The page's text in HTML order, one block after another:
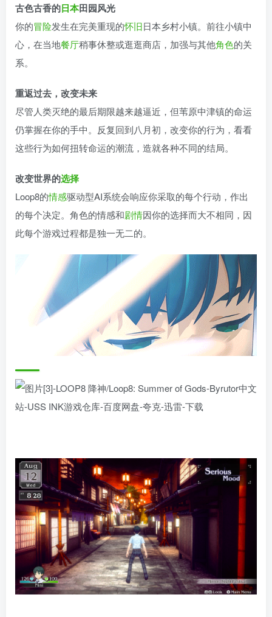
古色古香的日本田园风光
你的冒险发生在完美重现的怀旧日本乡村小镇。前往小镇中
心，在当地餐厅稍事休整或逛逛商店，加强与其他角色的关
系。
重返过去，改变未来
尽管人类灭绝的最后期限越来越逼近，但苇原中津镇的命运
仍掌握在你的手中。反复回到八月初，改变你的行为，看看
这些行为如何扭转命运的潮流，造就各种不同的结局。
改变世界的选择
Loop8的情感驱动型AI系统会响应你采取的每个行动，作出
的每个决定。角色的情感和剧情因你的选择而大不相同，因
此每个游戏过程都是独一无二的。